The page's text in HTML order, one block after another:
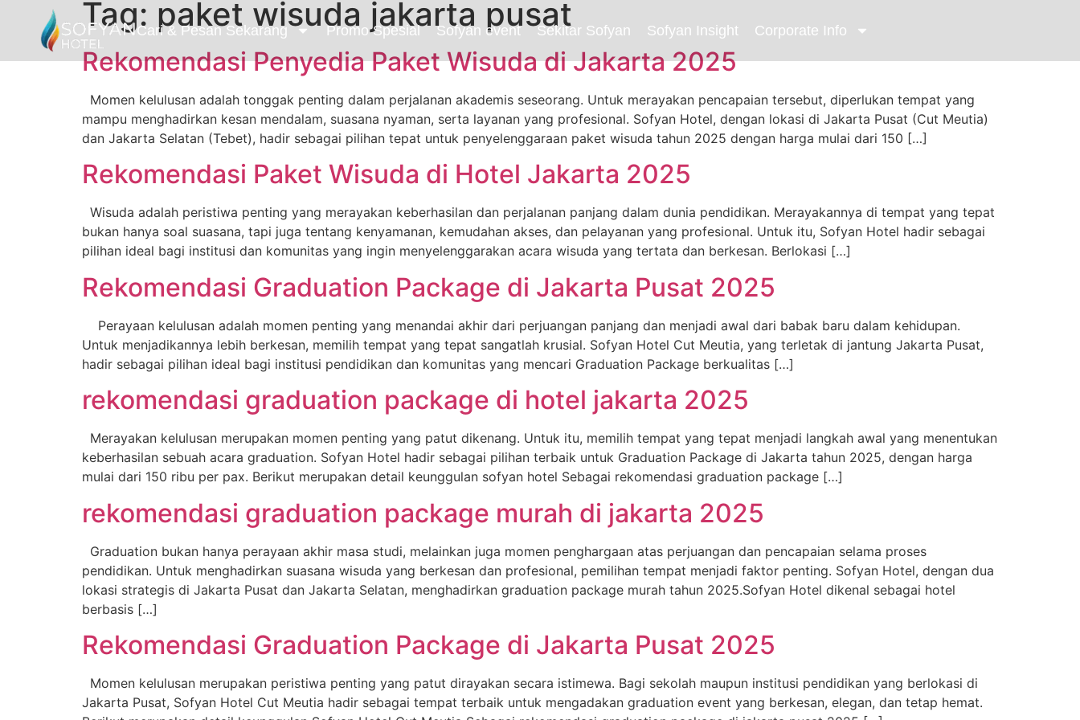
Cari & Pesan Sekarang Promo Spesial Sofyan event Sekitar Sofyan Sofyan Insight Corporate Info
Tag: paket wisuda jakarta pusat
Rekomendasi Penyedia Paket Wisuda di Jakarta 2025
Momen kelulusan adalah tonggak penting dalam perjalanan akademis seseorang. Untuk merayakan pencapaian tersebut, diperlukan tempat yang
mampu menghadirkan kesan mendalam, suasana nyaman, serta layanan yang profesional. Sofyan Hotel, dengan lokasi di Jakarta Pusat (Cut Meutia)
dan Jakarta Selatan (Tebet), hadir sebagai pilihan tepat untuk penyelenggaraan paket wisuda tahun 2025 dengan harga mulai dari 150 […]
Rekomendasi Paket Wisuda di Hotel Jakarta 2025
Wisuda adalah peristiwa penting yang merayakan keberhasilan dan perjalanan panjang dalam dunia pendidikan. Merayakannya di tempat yang tepat
bukan hanya soal suasana, tapi juga tentang kenyamanan, kemudahan akses, dan pelayanan yang profesional. Untuk itu, Sofyan Hotel hadir sebagai
pilihan ideal bagi institusi dan komunitas yang ingin menyelenggarakan acara wisuda yang tertata dan berkesan. Berlokasi […]
Rekomendasi Graduation Package di Jakarta Pusat 2025
Perayaan kelulusan adalah momen penting yang menandai akhir dari perjuangan panjang dan menjadi awal dari babak baru dalam kehidupan.
Untuk menjadikannya lebih berkesan, memilih tempat yang tepat sangatlah krusial. Sofyan Hotel Cut Meutia, yang terletak di jantung Jakarta Pusat,
hadir sebagai pilihan ideal bagi institusi pendidikan dan komunitas yang mencari Graduation Package berkualitas […]
rekomendasi graduation package di hotel jakarta 2025
Merayakan kelulusan merupakan momen penting yang patut dikenang. Untuk itu, memilih tempat yang tepat menjadi langkah awal yang menentukan
keberhasilan sebuah acara graduation. Sofyan Hotel hadir sebagai pilihan terbaik untuk Graduation Package di Jakarta tahun 2025, dengan harga
mulai dari 150 ribu per pax. Berikut merupakan detail keunggulan sofyan hotel Sebagai rekomendasi graduation package […]
rekomendasi graduation package murah di jakarta 2025
Graduation bukan hanya perayaan akhir masa studi, melainkan juga momen penghargaan atas perjuangan dan pencapaian selama proses
pendidikan. Untuk menghadirkan suasana wisuda yang berkesan dan profesional, pemilihan tempat menjadi faktor penting. Sofyan Hotel, dengan dua
lokasi strategis di Jakarta Pusat dan Jakarta Selatan, menghadirkan graduation package murah tahun 2025.Sofyan Hotel dikenal sebagai hotel
berbasis […]
Rekomendasi Graduation Package di Jakarta Pusat 2025
Momen kelulusan merupakan peristiwa penting yang patut dirayakan secara istimewa. Bagi sekolah maupun institusi pendidikan yang berlokasi di
Jakarta Pusat, Sofyan Hotel Cut Meutia hadir sebagai tempat terbaik untuk mengadakan graduation event yang berkesan, elegan, dan tetap hemat.